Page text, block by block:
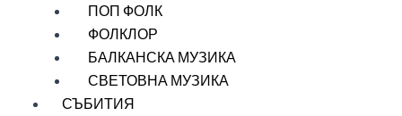
ПОП ФОЛК
ФОЛКЛОР
БАЛКАНСКА МУЗИКА
СВЕТОВНА МУЗИКА
СЪБИТИЯ